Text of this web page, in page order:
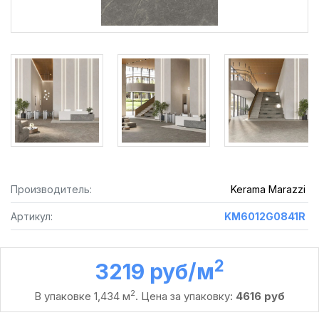
Производитель: Kerama Marazzi
Артикул: KM6012G0841R
3219 руб /м2
В упаковке 1,434 м2. Цена за упаковку: 4616 руб